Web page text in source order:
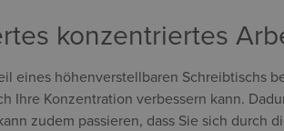
konzentriertes
eines höhenverstellbaren Schreibtischs
Ihre Konzentration verbessern kann.
zudem passieren, dass Sie sich durch